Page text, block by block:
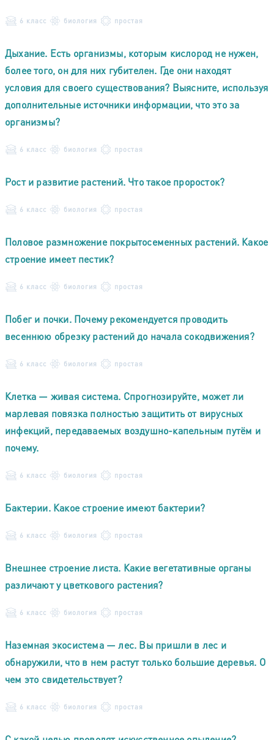
6 класс биология простая
Дыхание. Есть организмы, которым кислород не нужен,
более того, он для них губителен. Где они находят
условия для своего существования? Выясните, используя
дополнительные источники информации, что это за
организмы?
6 класс биология простая
Рост и развитие растений. Что такое проросток?
6 класс биология простая
Половое размножение покрытосеменных растений. Какое
строение имеет пестик?
6 класс биология простая
Побег и почки. Почему рекомендуется проводить
весеннюю обрезку растений до начала сокодвижения?
6 класс биология простая
Клетка — живая система. Спрогнозируйте, может ли
марлевая повязка полностью защитить от вирусных
инфекций, передаваемых воздушно-капельным путём и
почему.
6 класс биология простая
Бактерии. Какое строение имеют бактерии?
6 класс биология простая
Внешнее строение листа. Какие вегетативные органы
различают у цветкового растения?
6 класс биология простая
Наземная экосистема — лес. Вы пришли в лес и
обнаружили, что в нем растут только большие деревья. О
чем это свидетельствует?
6 класс биология простая